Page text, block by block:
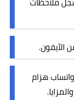
الآيفون.
هزام